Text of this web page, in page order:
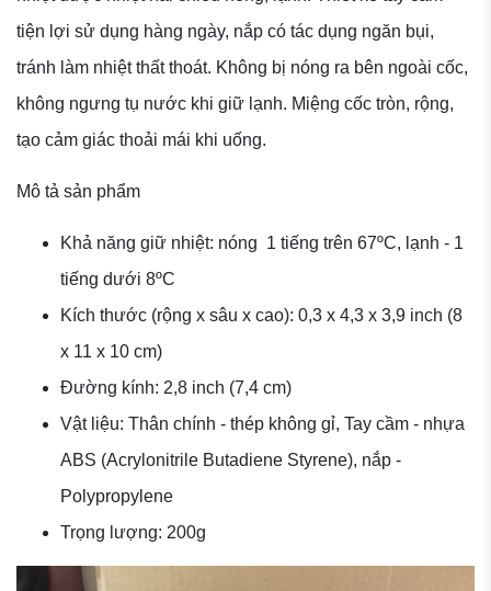
tiện lợi sử dụng hàng ngày, nắp có tác dụng ngăn bụi,
tránh làm nhiệt thất thoát. Không bị nóng ra bên ngoài cốc,
không ngưng tụ nước khi giữ lạnh. Miệng cốc tròn, rộng,
tạo cảm giác thoải mái khi uống.
Mô tả sản phẩm
Khả năng giữ nhiệt: nóng 1 tiếng trên 67ºC, lạnh - 1
tiếng dưới 8ºC
Kích thước (rộng x sâu x cao): 0,3 x 4,3 x 3,9 inch (8
x 11 x 10 cm)
Đường kính: 2,8 inch (7,4 cm)
Vật liệu: Thân chính - thép không gỉ, Tay cầm - nhựa
ABS (Acrylonitrile Butadiene Styrene), nắp -
Polypropylene
Trọng lượng: 200g